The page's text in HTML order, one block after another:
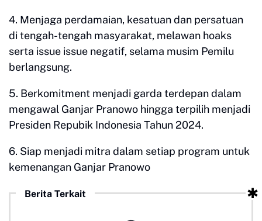
4. Menjaga perdamaian, kesatuan dan persatuan
di tengah-tengah masyarakat, melawan hoaks
serta issue issue negatif, selama musim Pemilu
berlangsung.
5. Berkomitment menjadi garda terdepan dalam
mengawal Ganjar Pranowo hingga terpilih menjadi
Presiden Repubik Indonesia Tahun 2024.
6. Siap menjadi mitra dalam setiap program untuk
kemenangan Ganjar Pranowo
Berita Terkait